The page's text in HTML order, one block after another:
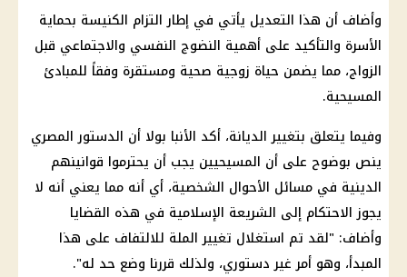
وأضاف أن هذا التعديل يأتي في إطار التزام الكنيسة بحماية
الأسرة والتأكيد على أهمية النضوج النفسي والاجتماعي قبل
الزواج، مما يضمن حياة زوجية صحية ومستقرة وفقاً للمبادئ
المسيحية.
وفيما يتعلق بتغيير الديانة، أكد الأنبا بولا أن الدستور المصري
ينص بوضوح على أن المسيحيين يجب أن يحترموا قوانينهم
الدينية في مسائل الأحوال الشخصية، أي أنه مما يعني أنه لا
يجوز الاحتكام إلى الشريعة الإسلامية في هذه القضايا
وأضاف: "لقد تم استغلال تغيير الملة للالتفاف على هذا
المبدأ، وهو أمر غير دستوري، ولذلك قررنا وضع حد له".